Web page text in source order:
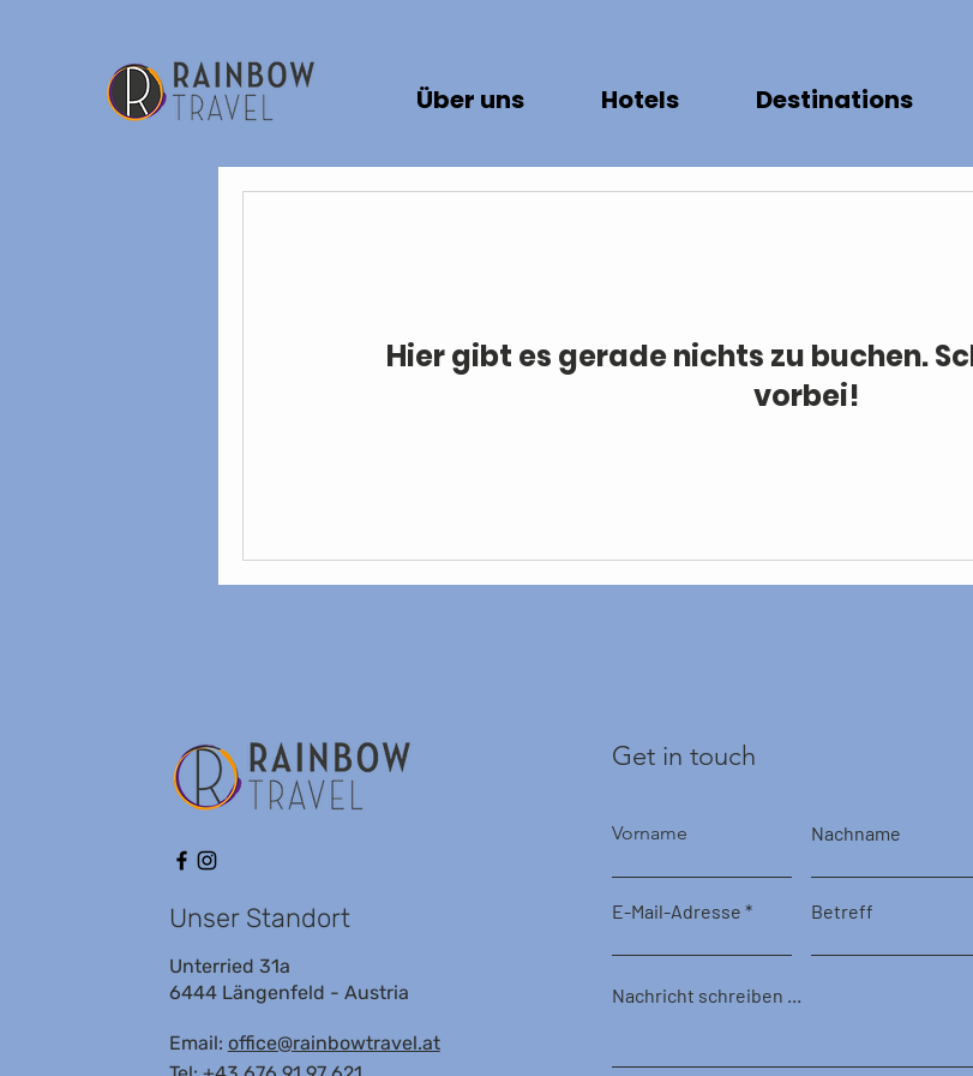
Über uns Hotels Destinations
Hier gibt es gerade nichts zu buchen.
vorbei!
Unser Standort
Unterried 31a
6444 Längenfeld - Austria
Email: office@rainbowtravel.at
Get in touch
Vorname Nachname
E-Mail-Adresse Betreff
Nachricht schreiben ...